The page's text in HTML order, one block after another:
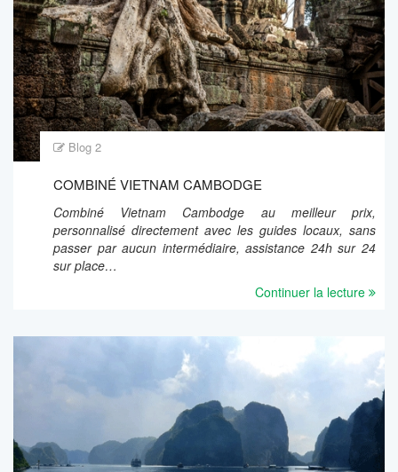
Blog 2
COMBINÉ VIETNAM CAMBODGE
Combiné Vietnam Cambodge au meilleur prix,
personnalisé directement avec les guides locaux, sans
passer par aucun intermédiaire, assistance 24h sur 24
sur place…
Continuer la lecture